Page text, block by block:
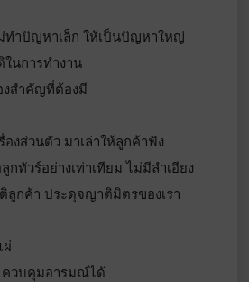
ำปัญหาเล็ก ให้เป็นปัญหาใหญ่
นการทำงาน
งสำคัญที่ต้องมี
องส่วนตัว มาเล่าให้ลูกค้าฟัง
กทัวร์อย่างเท่าเทียม ไม่มีลำเอียง
ลูกค้า ประดุจญาติมิตรของเรา
ผ่
ควบคุมอารมณ์ได้